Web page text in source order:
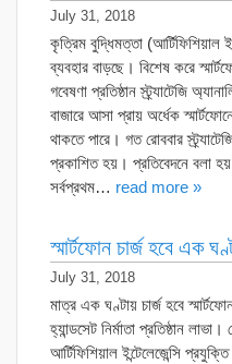
July 31, 2018
কৃত্রিম বুদ্ধিমত্তা (আর্টিফিশিয়াল
ব্যবহার বাড়ছে। বিশেষ করে
গবেষণা প্রতিষ্ঠান স্ট্র্যাটেজি
বাজারে আসা প্রায় অর্ধেক
থাকতে পারে। গত রোববার
প্রকাশিত হয়। প্রতিবেদনে বলা
সর্বপ্রথম… read more »
স্মার্টফোন চার্জ হবে এক
July 31, 2018
মাত্র এক ঘণ্টায় চার্জ হবে
হ্যান্ডসেট নির্মাতা প্রতিষ্ঠান
আর্টিফিশিয়াল ইন্টেলেজেন্সি